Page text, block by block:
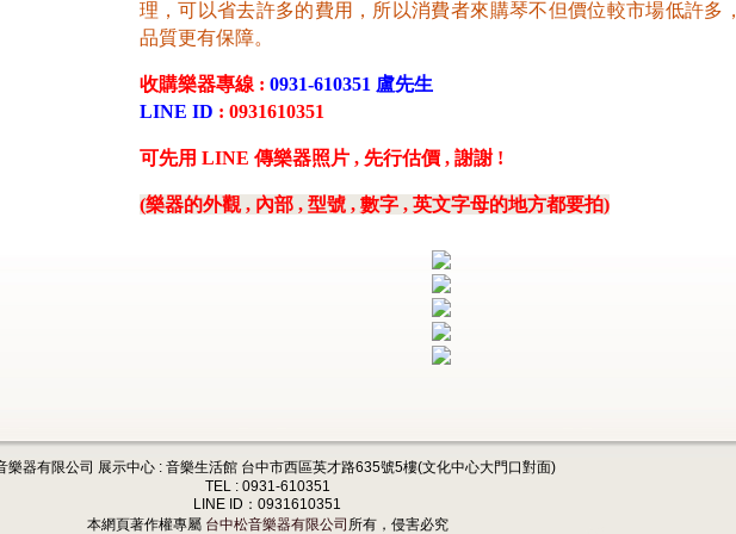
理，可以省去許多的費用，所以消費者來購琴不但價位較市場低許多，
品質更有保障。
收購樂器專線 : 0931-610351 盧先生
LINE ID : 0931610351
可先用 LINE 傳樂器照片 , 先行估價 , 謝謝 !
(樂器的外觀 , 內部 , 型號 , 數字 , 英文字母的地方都要拍)
樂器有限公司 展示中心 : 音樂生活館 台中市西區英才路635號5樓(文化中心大門口對面)
TEL : 0931-610351
LINE ID：0931610351
本網頁著作權專屬台中松音樂器有限公司 所有，侵害必究